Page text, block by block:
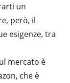
un
però, il
esigenze, tra
mercato è
che è